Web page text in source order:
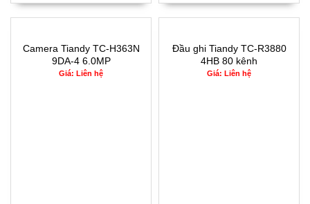
Camera Tiandy TC-H363N
9DA-4 6.0MP
Giá: Liên hệ
Đầu ghi Tiandy TC-R3880
4HB 80 kênh
Giá: Liên hệ